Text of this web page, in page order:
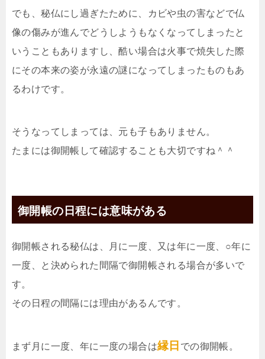
でも、秘仏にし過ぎたために、カビや虫の害などで仏
像の傷みが進んでどうしようもなくなってしまったと
いうこともありますし、酷い場合は火事で焼失した際
にその本来の姿が永遠の謎になってしまったものもあ
るわけです。
そうなってしまっては、元も子もありません。
たまには御開帳して確認することも大切ですね＾＾
御開帳の日程には意味がある
御開帳される秘仏は、月に一度、又は年に一度、○年に
一度、と決められた間隔で御開帳される場合が多いで
す。
その日程の間隔には理由があるんです。
まず月に一度、年に一度の場合は縁日 での御開帳。